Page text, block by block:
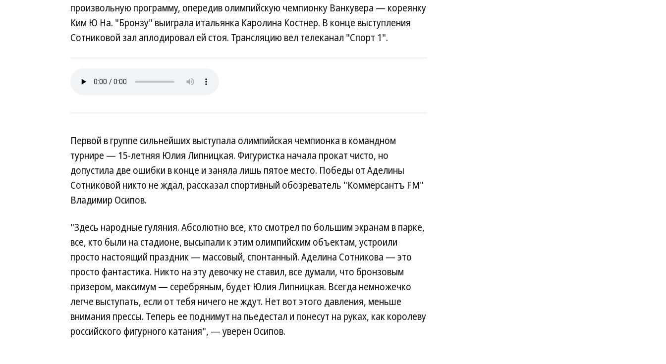
произвольную программу, опередив олимпийскую чемпионку Ванкувера — кореянку
Ким Ю На. "Бронзу" выиграла итальянка Каролина Костнер. В конце выступления
Сотниковой зал аплодировал ей стоя. Трансляцию вел телеканал "Спорт 1".
Первой в группе сильнейших выступала олимпийская чемпионка в командном
турнире — 15-летняя Юлия Липницкая. Фигуристка начала прокат чисто, но
допустила две ошибки в конце и заняла лишь пятое место. Победы от Аделины
Сотниковой никто не ждал, рассказал спортивный обозреватель "Коммерсантъ FM"
Владимир Осипов.
"Здесь народные гуляния. Абсолютно все, кто смотрел по большим экранам в парке,
все, кто были на стадионе, высыпали к этим олимпийским объектам, устроили
просто настоящий праздник — массовый, спонтанный. Аделина Сотникова — это
просто фантастика. Никто на эту девочку не ставил, все думали, что бронзовым
призером, максимум — серебряным, будет Юлия Липницкая. Всегда немножечко
легче выступать, если от тебя ничего не ждут. Нет вот этого давления, меньше
внимания прессы. Теперь ее поднимут на пьедестал и понесут на руках, как королеву
российского фигурного катания", — уверен Осипов.